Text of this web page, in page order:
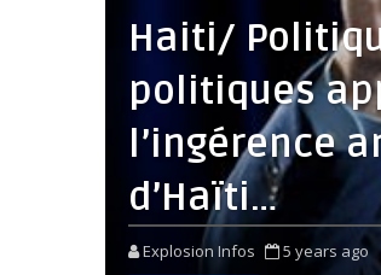
Haiti/
politiques
l’ingérence
d’Haïti…
Explosion Infos
5 years ago